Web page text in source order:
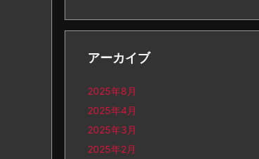
アーカイブ
2025年8月
2025年4月
2025年3月
2025年2月